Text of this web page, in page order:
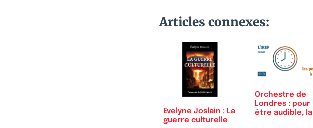
Articles connexes:
Evelyne Joslain : La
guerre culturelle
Orchestre de
Londres : pour
être audible, la